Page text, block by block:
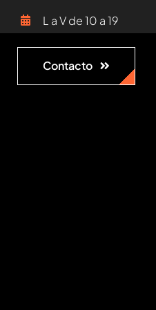
L a V de 10 a 19
Contacto